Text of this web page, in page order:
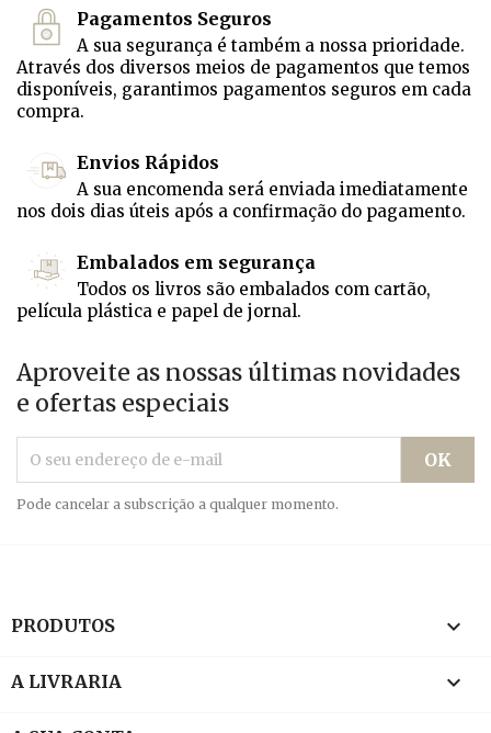
Pagamentos Seguros
A sua segurança é também a nossa prioridade.
Através dos diversos meios de pagamentos que temos
disponíveis, garantimos pagamentos seguros em cada
compra.
Envios Rápidos
A sua encomenda será enviada imediatamente
nos dois dias úteis após a confirmação do pagamento.
Embalados em segurança
Todos os livros são embalados com cartão,
película plástica e papel de jornal.
Aproveite as nossas últimas novidades
e ofertas especiais
Pode cancelar a subscrição a qualquer momento.
PRODUTOS 
A LIVRARIA 